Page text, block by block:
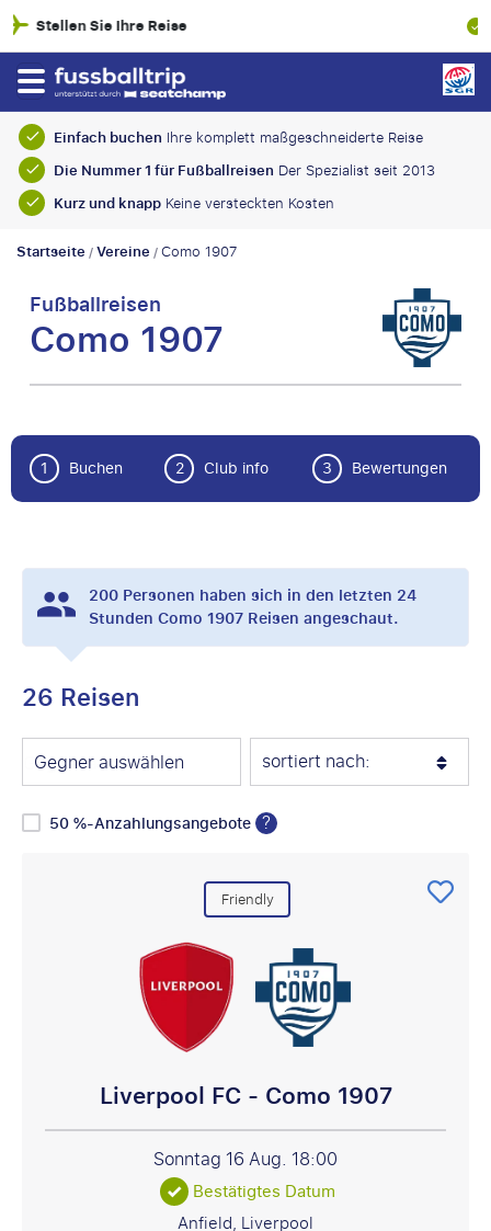
100% Finanzielle Absicherung
Einfach buchen Ihre komplett maßgeschneiderte Reise
Die Nummer 1 für Fußballreisen Der Spezialist seit 2013
Kurz und knappKeine versteckten Kosten
Startseite/Vereine/Como 1907
Fußballreisen
Como 1907
1 Buchen 2 Club info 3 Bewertungen
200Personen haben sich in den letzten 24
Stunden Como 1907 Reisen angeschaut.
26 Reisen
Gegner auswählen sortiert nach:
50 %-Anzahlungsangebote ?
Friendly
Liverpool FC - Como 1907
Sonntag 16 Aug. 18:00
Bestätigtes Datum
Anfield, Liverpool